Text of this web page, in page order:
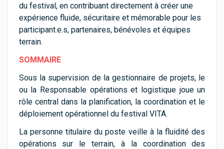
du festival, en contribuant directement à créer une
expérience fluide, sécuritaire et mémorable pour les
participant.e.s, partenaires, bénévoles et équipes
terrain.
SOMMAIRE
Sous la supervision de la gestionnaire de projets, le
ou la Responsable opérations et logistique joue un
rôle central dans la planification, la coordination et le
déploiement opérationnel du festival VITA.
La personne titulaire du poste veille à la fluidité des
opérations sur le terrain, à la coordination des